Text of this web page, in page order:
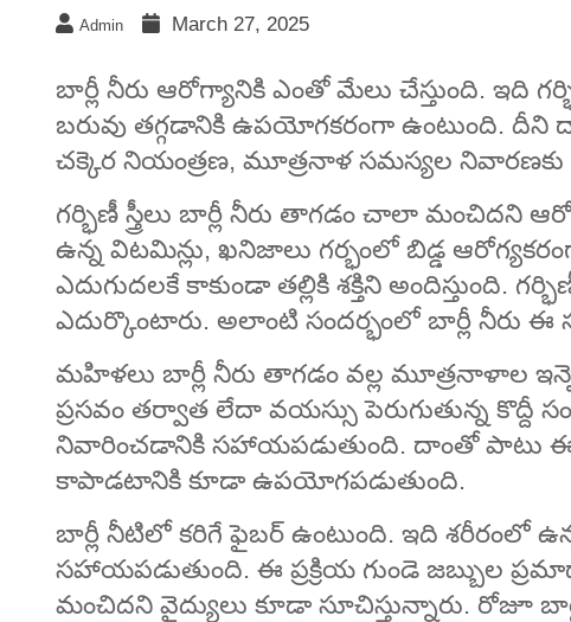
Admin March 27, 2025
బార్లీ నీరు ఆరోగ్యానికి ఎంతో మేలు చేస్తుంది. ఇది
బరువు తగ్గడానికి ఉపయోగకరంగా ఉంటుంది. దీని
చక్కెర నియంత్రణ, మూత్రనాళ సమస్యల నివారణకు
గర్భిణీ స్త్రీలు బార్లీ నీరు తాగడం చాలా మంచిదని
ఉన్న విటమిన్లు, ఖనిజాలు గర్భంలో బిడ్డ
ఎదుగుదలకే కాకుండా తల్లికి శక్తిని అందిస్తుంది.
ఎదుర్కొంటారు. అలాంటి సందర్భంలో బార్లీ నీరు
మహిళలు బార్లీ నీరు తాగడం వల్ల మూత్రనాళాల
ప్రసవం తర్వాత లేదా వయస్సు పెరుగుతున్న కొద్దీ
నివారించడానికి సహాయపడుతుంది. దాంతో పాటు ఈ
కాపాడటానికి కూడా ఉపయోగపడుతుంది.
బార్లీ నీటిలో కరిగే ఫైబర్ ఉంటుంది. ఇది శరీరంలో
సహాయపడుతుంది. ఈ ప్రక్రియ గుండె జబ్బుల
మంచిదని వైద్యులు కూడా సూచిస్తున్నారు. రోజూ